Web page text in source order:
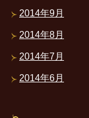
2014年9月
2014年8月
2014年7月
2014年6月